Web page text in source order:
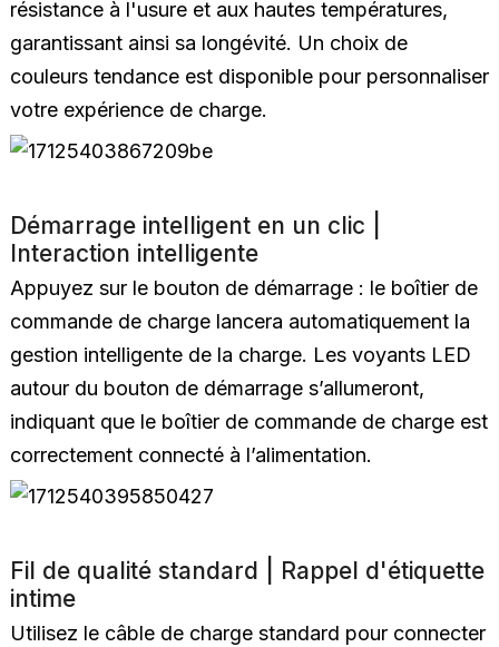
résistance à l'usure et aux hautes températures,
garantissant ainsi sa longévité. Un choix de
couleurs tendance est disponible pour personnaliser
votre expérience de charge.
Démarrage intelligent en un clic |
Interaction intelligente
Appuyez sur le bouton de démarrage : le boîtier de
commande de charge lancera automatiquement la
gestion intelligente de la charge. Les voyants LED
autour du bouton de démarrage s’allumeront,
indiquant que le boîtier de commande de charge est
correctement connecté à l’alimentation.
Fil de qualité standard | Rappel d'étiquette
intime
Utilisez le câble de charge standard pour connecter